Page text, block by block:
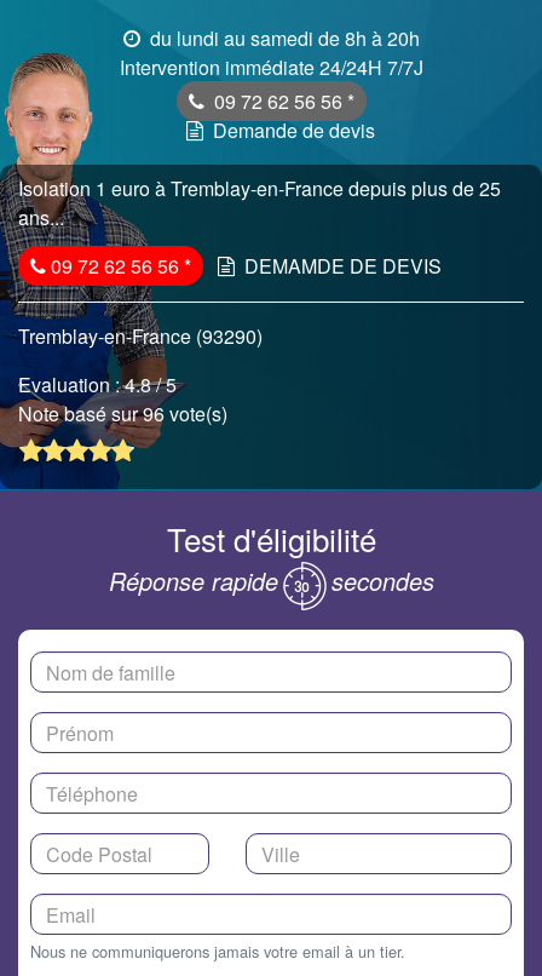
du lundi au samedi de 8h à 20h
Intervention immédiate 24/24H 7/7J
09 72 62 56 56 *
Demande de devis
Isolation 1 euro à Tremblay-en-France depuis plus de 25
ans...
09 72 62 56 56* DEMAMDE DE DEVIS
Tremblay-en-France (93290)
Evaluation :4.8/ 5
Note basé sur 96 vote(s)
Test d'éligibilité
Réponse rapide secondes
Nous ne communiquerons jamais votre email à un tier.